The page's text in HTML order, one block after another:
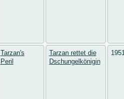
Tarzan's
Peril
Tarzan rettet die
Dschungelkönigin